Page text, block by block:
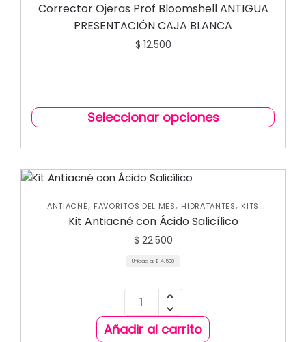
Corrector Ojeras Prof Bloomshell ANTIGUA
PRESENTACIÓN CAJA BLANCA
$ 12.500
Seleccionar opciones
ANTIACNÉ, FAVORITOS DEL MES, HIDRATANTES, KITS
PROMO SKIN CARE
MASCARILLAS, SKIN CARE FACIAL
Kit Antiacné con Ácido Salicílico
$ 22.500
Unidad a: $ 4.500
Añadir al carrito